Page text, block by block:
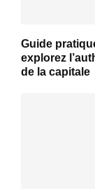
Guide
explorez
de la capitale